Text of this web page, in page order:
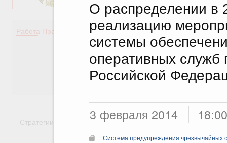
О распределении в
реализацию
системы
оперативных служб
Российской
3 февраля 2014 18:00
Система предупреждения чрезвычайных
Работа Правительства
Демография
Здоровье
Культура
Общество
Государство
Стратегии Государственные программы